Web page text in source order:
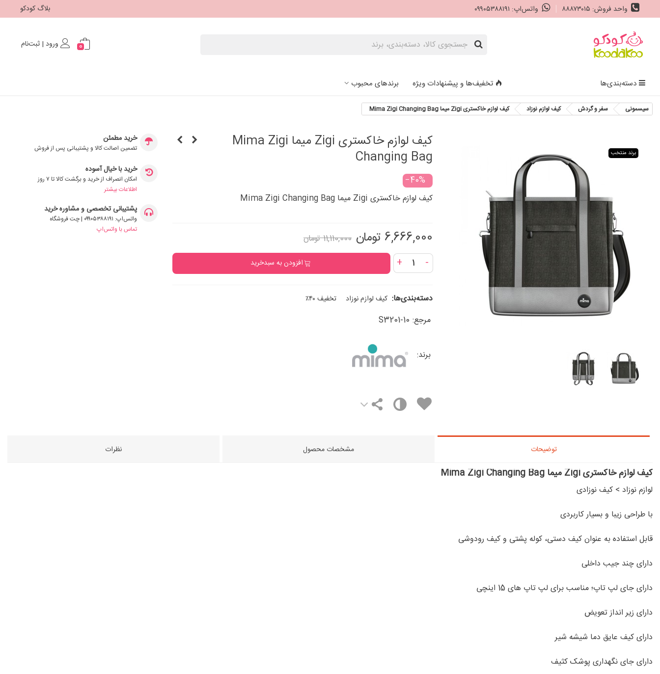
واحد فروش: ۸۸۸۷۳۰۱۵ واتس‌اپ: ۰۹۹۰۵۳۸۸۱۹۱ بلاگ کودکو
0 ورود | ثبت‌نام
دسته‌بندی‌ها تخفیف‌ها و پیشنهادات ویژه برندهای محبوب
سیسمونی سفر و گردش کیف لوازم نوزاد کیف لوازم خاکستری Zigi میما Mima Zigi Changing Bag
برند منتخب
کیف لوازم خاکستری Zigi میما Mima Zigi
Changing Bag
‎−40%
کیف لوازم خاکستری Zigi میما Mima Zigi Changing Bag
6,666,000 تومان 11,110,000 تومان
-
+ افزودن به سبدخرید
دسته‌بندی‌ها: کیف لوازم نوزاد تخفیف ۴۰٪
مرجع: S3201-10
برند:
خرید مطمئن
تضمین اصالت کالا و پشتیبانی پس از فروش
خرید با خیال آسوده
امکان انصراف از خرید و برگشت کالا تا ۷ روز
اطلاعات بیشتر
پشتیبانی تخصصی و مشاوره خرید
واتس‌اپ: ۰۹۹۰۵۳۸۸۱۹۱ | چت فروشگاه
تماس با واتس‌اپ
توضیحات مشخصات محصول نظرات
کیف لوازم خاکستری Zigi میما Mima Zigi Changing Bag
لوازم نوزاد > کیف نوزادی
با طراحی زیبا و بسیار کاربردی
قابل استفاده به عنوان کیف دستی، کوله پشتی و کیف رودوشی
دارای چند جیب داخلی
دارای جای لپ تاپ؛ مناسب برای لپ تاپ های 15 اینچی
دارای زیر انداز تعویض
دارای کیف عایق دما شیشه شیر
دارای جای نگهداری پوشک کثیف